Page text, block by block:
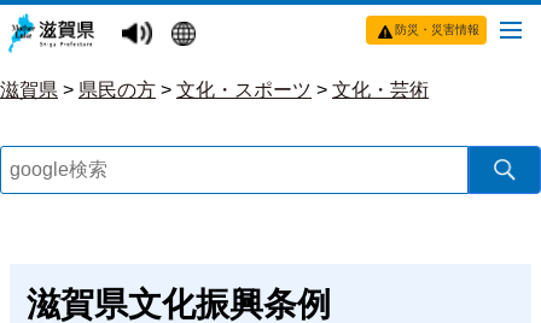
防災・災害情報
滋賀県 > 県民の方 > 文化・スポーツ > 文化・芸術
滋賀県文化振興条例